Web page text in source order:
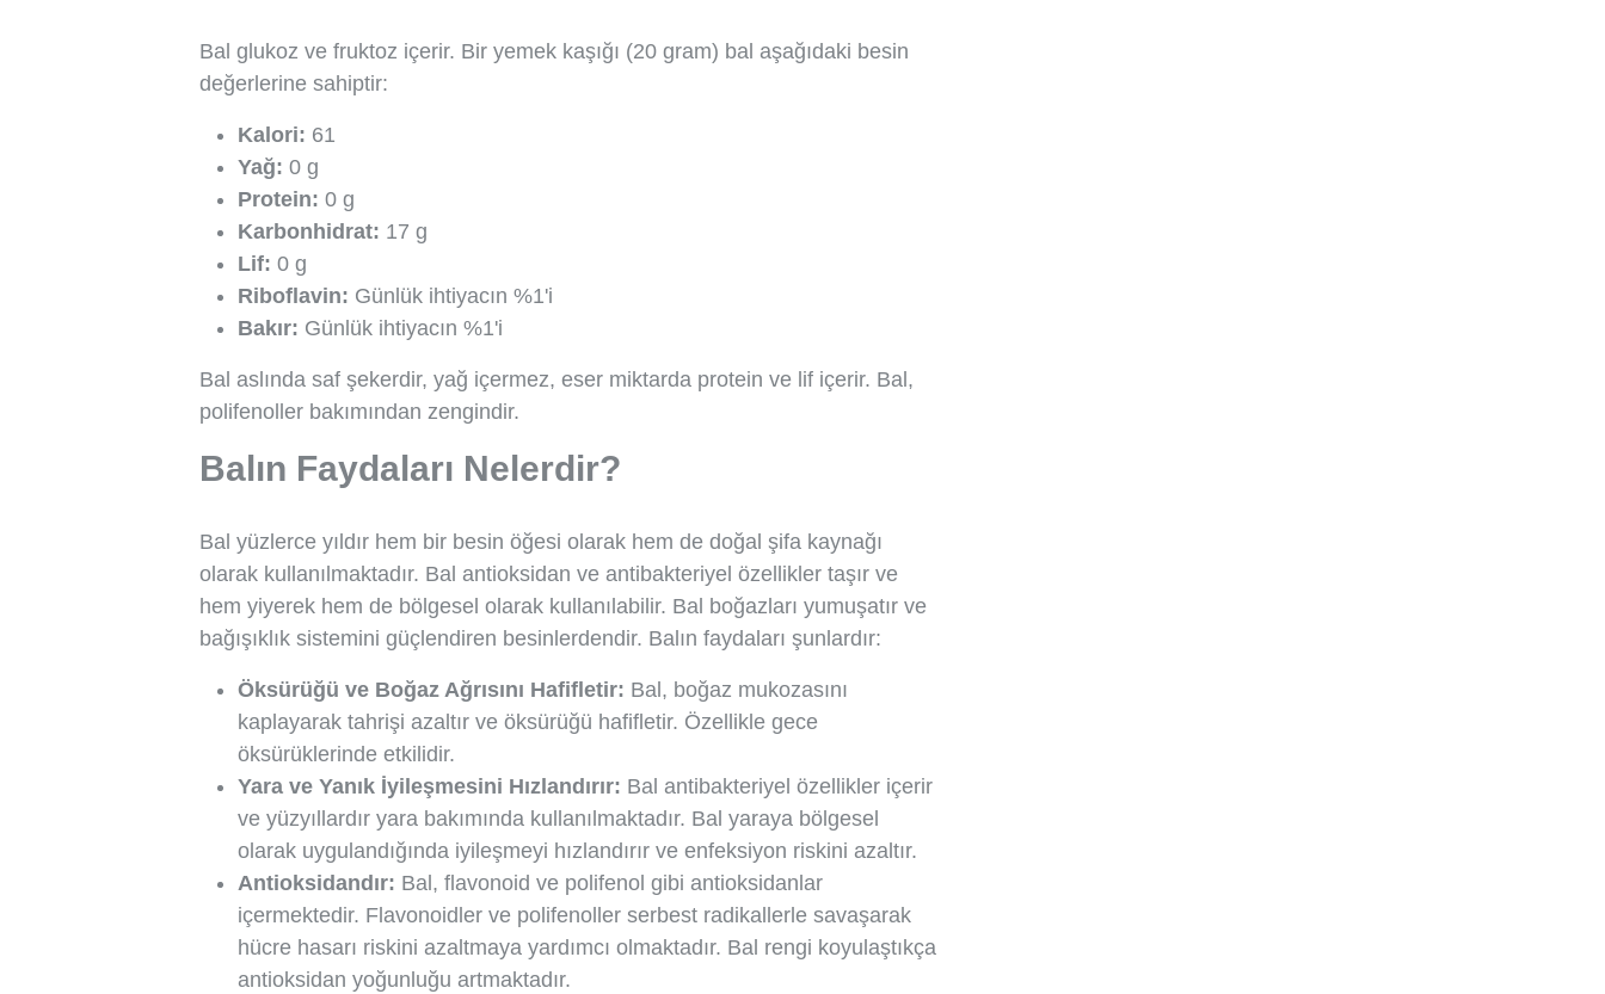
Bal glukoz ve fruktoz içerir. Bir yemek kaşığı (20 gram) bal aşağıdaki besin
değerlerine sahiptir:
Kalori: 61
Yağ: 0 g
Protein: 0 g
Karbonhidrat: 17 g
Lif: 0 g
Riboflavin: Günlük ihtiyacın %1'i
Bakır: Günlük ihtiyacın %1'i
Bal aslında saf şekerdir, yağ içermez, eser miktarda protein ve lif içerir. Bal,
polifenoller bakımından zengindir.
Balın Faydaları Nelerdir?
Bal yüzlerce yıldır hem bir besin öğesi olarak hem de doğal şifa kaynağı
olarak kullanılmaktadır. Bal antioksidan ve antibakteriyel özellikler taşır ve
hem yiyerek hem de bölgesel olarak kullanılabilir. Bal boğazları yumuşatır ve
bağışıklık sistemini güçlendiren besinlerdendir. Balın faydaları şunlardır:
Öksürüğü ve Boğaz Ağrısını Hafifletir: Bal, boğaz mukozasını
kaplayarak tahrişi azaltır ve öksürüğü hafifletir. Özellikle gece
öksürüklerinde etkilidir.
Yara ve Yanık İyileşmesini Hızlandırır: Bal antibakteriyel özellikler içerir
ve yüzyıllardır yara bakımında kullanılmaktadır. Bal yaraya bölgesel
olarak uygulandığında iyileşmeyi hızlandırır ve enfeksiyon riskini azaltır.
Antioksidandır: Bal, flavonoid ve polifenol gibi antioksidanlar
içermektedir. Flavonoidler ve polifenoller serbest radikallerle savaşarak
hücre hasarı riskini azaltmaya yardımcı olmaktadır. Bal rengi koyulaştıkça
antioksidan yoğunluğu artmaktadır.